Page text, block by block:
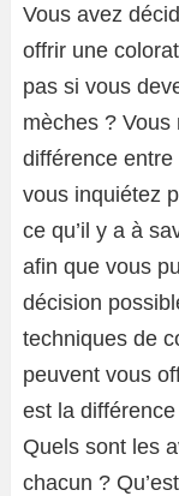
Vous avez
offrir une
pas si vous
mèches ? Vous
différence
vous inquiétez
ce qu’il y a à
afin que vous
décision
techniques de
peuvent vous
est la
Quels sont les
chacun ?